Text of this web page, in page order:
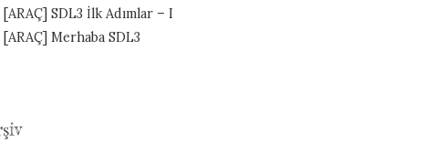
[ARAÇ] SDL3 İlk Adımlar – I
[ARAÇ] Merhaba SDL3